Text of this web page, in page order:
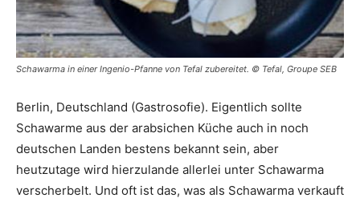
Schawarma in einer Ingenio-Pfanne von Tefal zubereitet. © Tefal, Groupe SEB
Berlin, Deutschland (Gastrosofie). Eigentlich sollte
Schawarme aus der arabsichen Küche auch in noch
deutschen Landen bestens bekannt sein, aber
heutzutage wird hierzulande allerlei unter Schawarma
verscherbelt. Und oft ist das, was als Schawarma verkauft